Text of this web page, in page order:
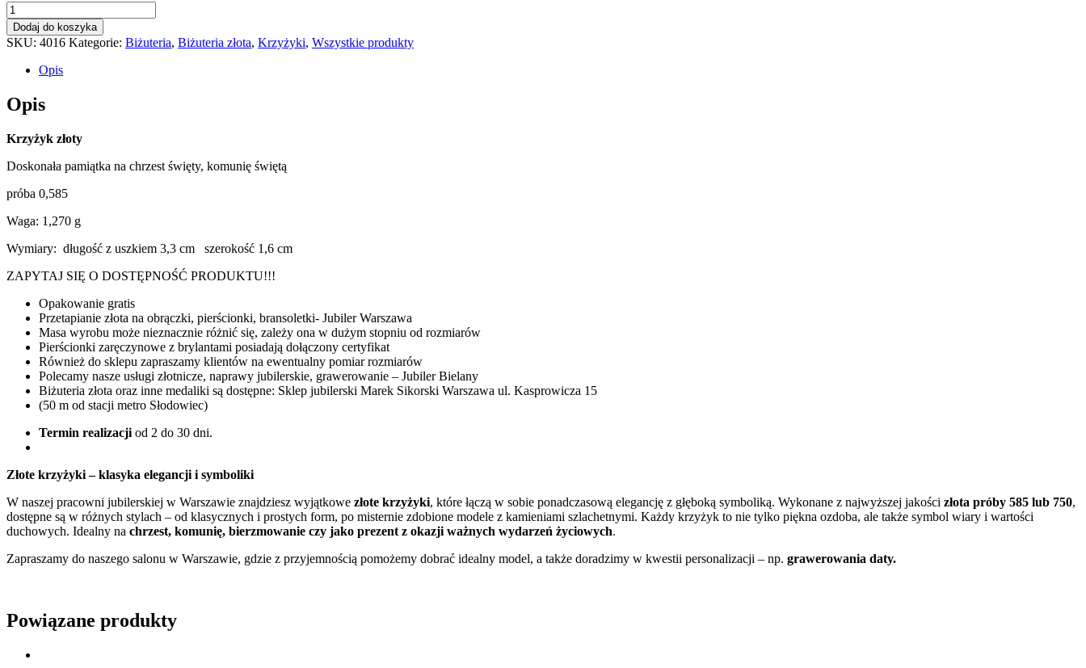
ilość
Krzyżyk
złoty
Dodaj do koszyka
SKU: 4016 Kategorie: Biżuteria, Biżuteria złota, Krzyżyki, Wszystkie produkty
Opis
Opis
Krzyżyk złoty
Doskonała pamiątka na chrzest święty, komunię świętą
próba 0,585
Waga: 1,270 g
Wymiary: długość z uszkiem 3,3 cm szerokość 1,6 cm
ZAPYTAJ SIĘ O DOSTĘPNOŚĆ PRODUKTU!!!
Opakowanie gratis
Przetapianie złota na obrączki, pierścionki, bransoletki- Jubiler Warszawa
Masa wyrobu może nieznacznie różnić się, zależy ona w dużym stopniu od rozmiarów
Pierścionki zaręczynowe z brylantami posiadają dołączony certyfikat
Również do sklepu zapraszamy klientów na ewentualny pomiar rozmiarów
Polecamy nasze usługi złotnicze, naprawy jubilerskie, grawerowanie – Jubiler Bielany
Biżuteria złota oraz inne medaliki są dostępne: Sklep jubilerski Marek Sikorski Warszawa ul. Kasprowicza 15
(50 m od stacji metro Słodowiec)
Termin realizacji od 2 do 30 dni.
Złote krzyżyki – klasyka elegancji i symboliki
W naszej pracowni jubilerskiej w Warszawie znajdziesz wyjątkowe złote krzyżyki, które łączą w sobie ponadczasową elegancję z głęboką symboliką. Wykonane z najwyższej jakości złota próby 585 lub 750,
dostępne są w różnych stylach – od klasycznych i prostych form, po misternie zdobione modele z kamieniami szlachetnymi. Każdy krzyżyk to nie tylko piękna ozdoba, ale także symbol wiary i wartości
duchowych. Idealny na chrzest, komunię, bierzmowanie czy jako prezent z okazji ważnych wydarzeń życiowych.
Zapraszamy do naszego salonu w Warszawie, gdzie z przyjemnością pomożemy dobrać idealny model, a także doradzimy w kwestii personalizacji – np. grawerowania daty.
Powiązane produkty